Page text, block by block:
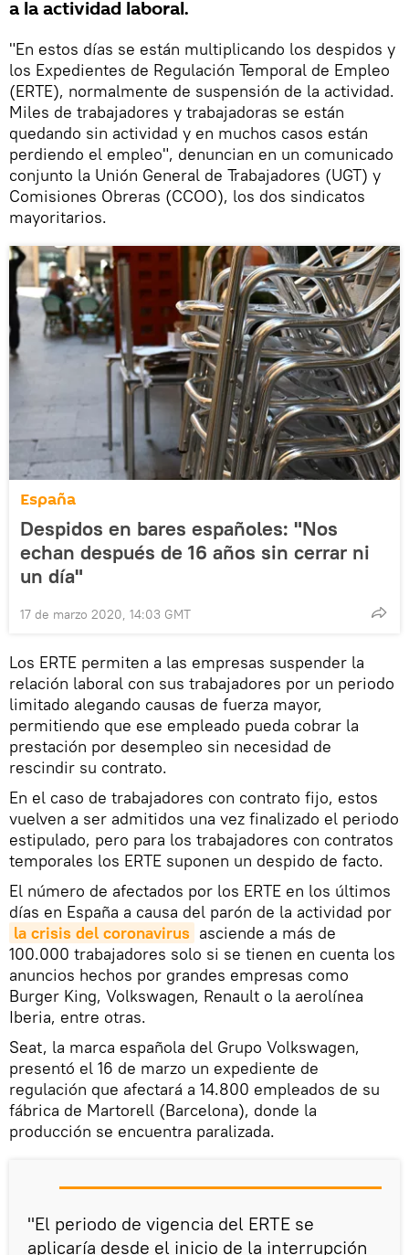
a la actividad laboral.
"En estos días se están multiplicando los despidos y
los Expedientes de Regulación Temporal de Empleo
(ERTE), normalmente de suspensión de la actividad.
Miles de trabajadores y trabajadoras se están
quedando sin actividad y en muchos casos están
perdiendo el empleo", denuncian en un comunicado
conjunto la Unión General de Trabajadores (UGT) y
Comisiones Obreras (CCOO), los dos sindicatos
mayoritarios.
España
Despidos en bares españoles: "Nos
echan después de 16 años sin cerrar ni
un día"
17 de marzo 2020, 14:03 GMT
Los ERTE permiten a las empresas suspender la
relación laboral con sus trabajadores por un periodo
limitado alegando causas de fuerza mayor,
permitiendo que ese empleado pueda cobrar la
prestación por desempleo sin necesidad de
rescindir su contrato.
En el caso de trabajadores con contrato fijo, estos
vuelven a ser admitidos una vez finalizado el periodo
estipulado, pero para los trabajadores con contratos
temporales los ERTE suponen un despido de facto.
El número de afectados por los ERTE en los últimos
días en España a causa del parón de la actividad por
la crisis del coronavirus asciende a más de
100.000 trabajadores solo si se tienen en cuenta los
anuncios hechos por grandes empresas como
Burger King, Volkswagen, Renault o la aerolínea
Iberia, entre otras.
Seat, la marca española del Grupo Volkswagen,
presentó el 16 de marzo un expediente de
regulación que afectará a 14.800 empleados de su
fábrica de Martorell (Barcelona), donde la
producción se encuentra paralizada.
"El periodo de vigencia del ERTE se
aplicaría desde el inicio de la interrupción